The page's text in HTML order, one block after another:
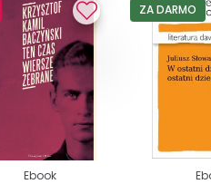
Ebook
ZA DARMO